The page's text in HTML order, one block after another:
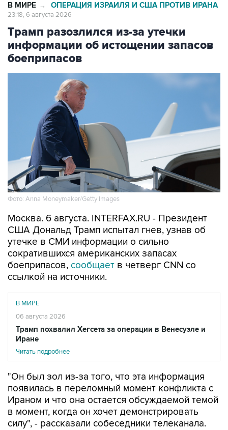
В МИРЕ → ОПЕРАЦИЯ ИЗРАИЛЯ И США ПРОТИВ ИРАНА
23:18, 6 августа 2026
Трамп разозлился из-за утечки
информации об истощении запасов
боеприпасов
Фото: Anna Moneymaker/Getty Images
Москва. 6 августа. INTERFAX.RU - Президент
США Дональд Трамп испытал гнев, узнав об
утечке в СМИ информации о сильно
сократившихся американских запасах
боеприпасов, сообщает в четверг CNN со
ссылкой на источники.
В МИРЕ
06 августа 2026
Трамп похвалил Хегсета за операции в Венесуэле и
Иране
Читать подробнее
"Он был зол из-за того, что эта информация
появилась в переломный момент конфликта с
Ираном и что она остается обсуждаемой темой
в момент, когда он хочет демонстрировать
силу", - рассказали собеседники телеканала.